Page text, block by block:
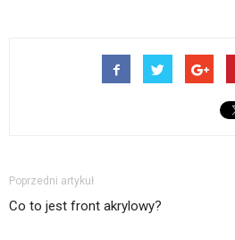
Poprzedni artykuł
Co to jest front akrylowy?